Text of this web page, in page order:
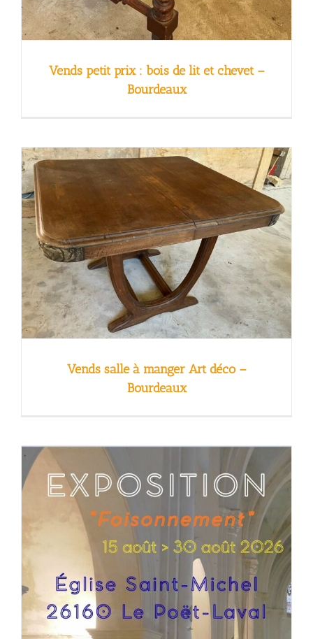
Vends petit prix : bois de lit et chevet –
Bourdeaux
Vends salle à manger Art déco –
Bourdeaux